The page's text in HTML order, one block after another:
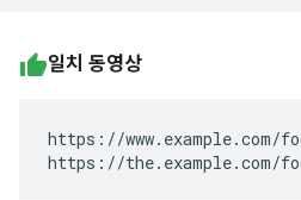
일치 동영상
https://www.example.com/
https://the.example.com/